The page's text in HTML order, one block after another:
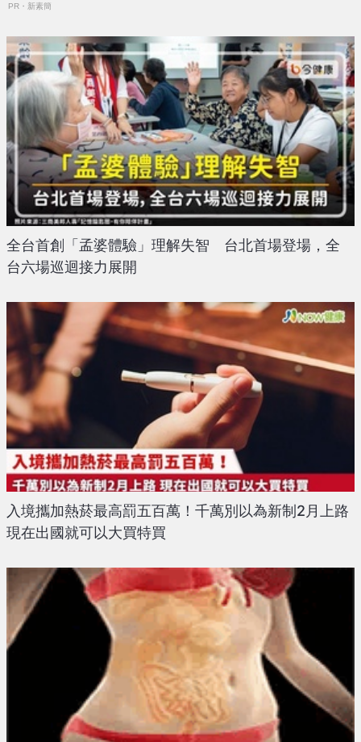
PR・新素簡
全台首創「孟婆體驗」理解失智 台北首場登場，全
台六場巡迴接力展開
入境攜加熱菸最高罰五百萬！千萬別以為新制2月上路
現在出國就可以大買特買